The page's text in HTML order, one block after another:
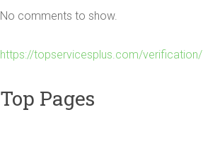
No comments to show.
https://topservicesplus.com/verification/
Top Pages